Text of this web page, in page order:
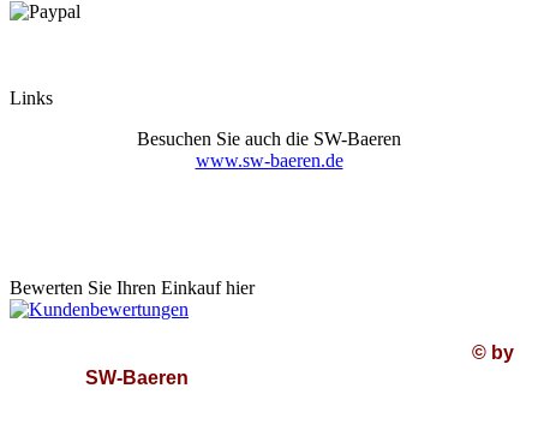
Links
Besuchen Sie auch die SW-Baeren
www.sw-baeren.de
Bewerten Sie Ihren Einkauf hier
© by
SW-Baeren